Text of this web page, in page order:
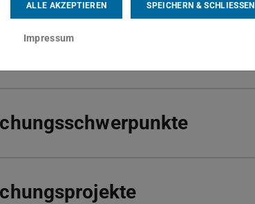
ALLE AKZEPTIEREN SPEICHERN & SCHLIESSEN
Impressum